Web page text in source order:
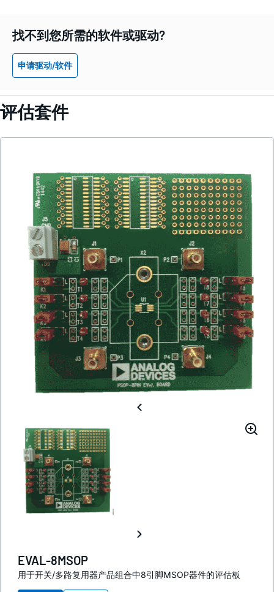
找不到您所需的软件或驱动?
申请驱动/软件
评估套件
EVAL-8MSOP
用于开关/多路复用器产品组合中8引脚MSOP器件的评估板